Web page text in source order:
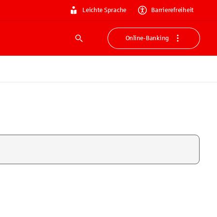
Leichte Sprache Barrierefreiheit
Suche
Online-Banking